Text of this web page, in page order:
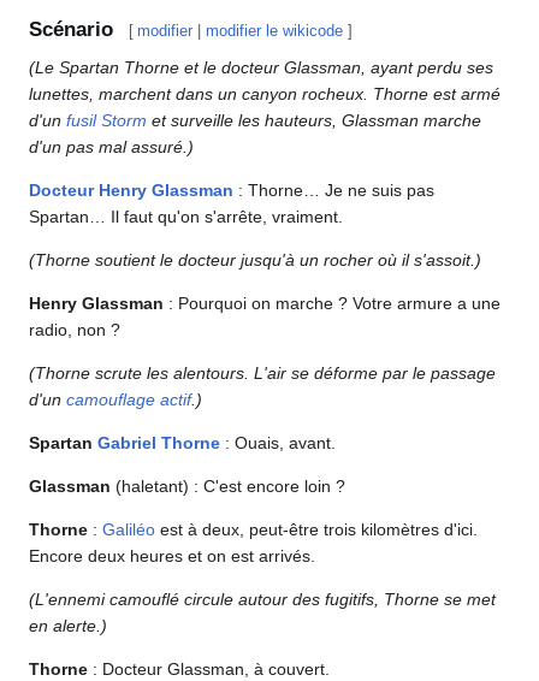
Scénario [ modifier |modifier le wikicode ]
(Le Spartan Thorne et le docteur Glassman, ayant perdu ses
lunettes, marchent dans un canyon rocheux. Thorne est armé
d'un fusil Storm et surveille les hauteurs, Glassman marche
d'un pas mal assuré.)
Docteur Henry Glassman : Thorne… Je ne suis pas
Spartan… Il faut qu'on s'arrête, vraiment.
(Thorne soutient le docteur jusqu'à un rocher où il s'assoit.)
Henry Glassman : Pourquoi on marche ? Votre armure a une
radio, non ?
(Thorne scrute les alentours. L'air se déforme par le passage
d'un camouflage actif.)
Spartan Gabriel Thorne : Ouais, avant.
Glassman (haletant) : C'est encore loin ?
Thorne : Galiléo est à deux, peut-être trois kilomètres d'ici.
Encore deux heures et on est arrivés.
(L'ennemi camouflé circule autour des fugitifs, Thorne se met
en alerte.)
Thorne : Docteur Glassman, à couvert.